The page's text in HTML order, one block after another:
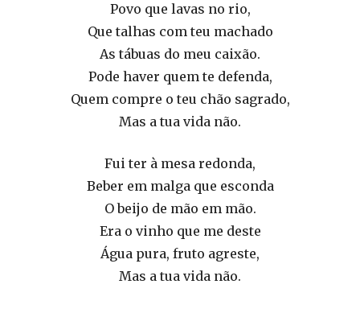
Povo que lavas no rio,
Que talhas com teu machado
As tábuas do meu caixão.
Pode haver quem te defenda,
Quem compre o teu chão sagrado,
Mas a tua vida não.
Fui ter à mesa redonda,
Beber em malga que esconda
O beijo de mão em mão.
Era o vinho que me deste
Água pura, fruto agreste,
Mas a tua vida não.